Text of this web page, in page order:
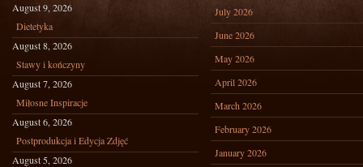
August 9, 2026
Dietetyka
August 8, 2026
Stawy i kończyny
August 7, 2026
Miłosne Inspiracje
August 6, 2026
Postprodukcja i Edycja Zdjęć
August 5, 2026
July 2026
June 2026
May 2026
April 2026
March 2026
February 2026
January 2026